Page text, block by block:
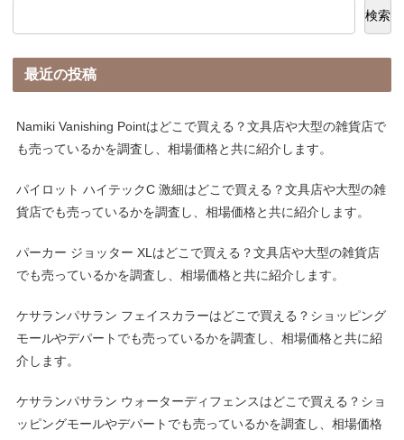
検索
最近の投稿
Namiki Vanishing Pointはどこで買える？文具店や大型の雑貨店で
も売っているかを調査し、相場価格と共に紹介します。
パイロット ハイテックC 激細はどこで買える？文具店や大型の雑
貨店でも売っているかを調査し、相場価格と共に紹介します。
パーカー ジョッター XLはどこで買える？文具店や大型の雑貨店
でも売っているかを調査し、相場価格と共に紹介します。
ケサランパサラン フェイスカラーはどこで買える？ショッピング
モールやデパートでも売っているかを調査し、相場価格と共に紹
介します。
ケサランパサラン ウォーターディフェンスはどこで買える？ショ
ッピングモールやデパートでも売っているかを調査し、相場価格